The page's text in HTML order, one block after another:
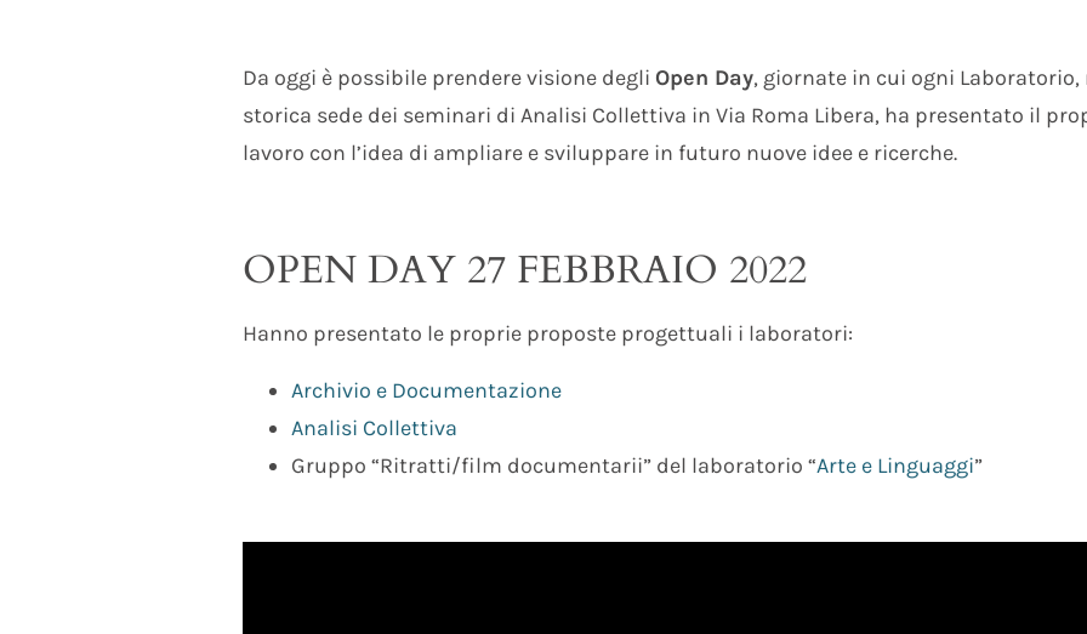
Da oggi è possibile prendere visione degli Open Day, giornate in cui ogni Laboratorio,
storica sede dei seminari di Analisi Collettiva in Via Roma Libera, ha presentato il
lavoro con l’idea di ampliare e sviluppare in futuro nuove idee e ricerche.
OPEN DAY 27 FEBBRAIO 2022
Hanno presentato le proprie proposte progettuali i laboratori:
Archivio e Documentazione
Analisi Collettiva
Gruppo “Ritratti/film documentarii” del laboratorio “Arte e Linguaggi”